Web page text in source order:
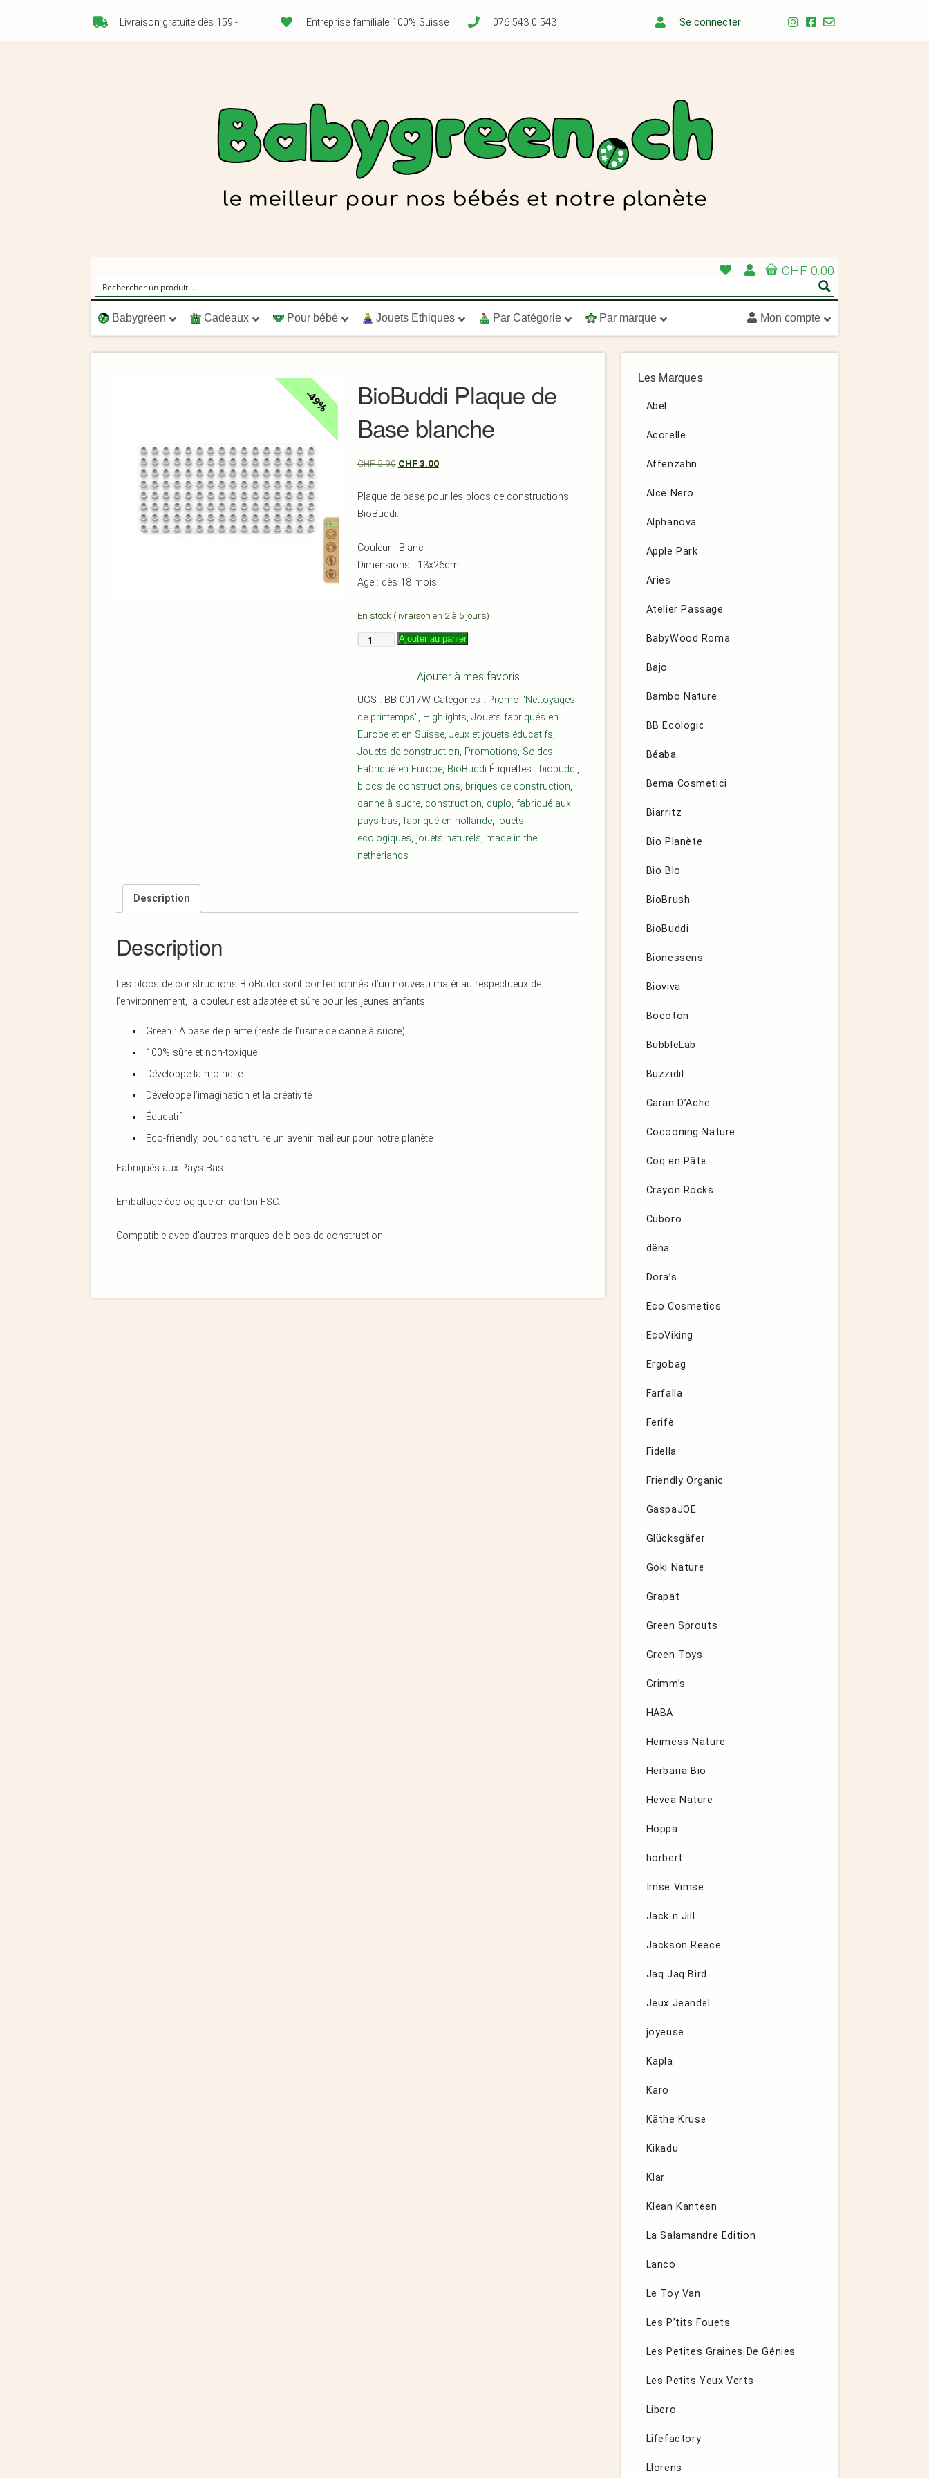
Livraison gratuite dès 159.- Entreprise familiale 100% Suisse 076 543 0 543 Se connecter
CHF 0.00
Babygreen Cadeaux Pour bébé Jouets Ethiques Par Catégorie Par marque Mon compte
49%
BioBuddi Plaque de
Base blanche
CHF5.90 CHF3.00
Plaque de base pour les blocs de constructions
BioBuddi.
Couleur : Blanc
Dimensions : 13x26cm
Age : dès 18 mois
En stock (livraison en 2 à 5 jours)
Ajouter au panier
Ajouter à mes favoris
UGS : BB-0017W Catégories : Promo "Nettoyages
de printemps", Highlights, Jouets fabriqués en
Europe et en Suisse, Jeux et jouets éducatifs,
Jouets de construction, Promotions, Soldes,
Fabriqué en Europe, BioBuddi Étiquettes : biobuddi,
blocs de constructions, briques de construction,
canne à sucre, construction, duplo, fabriqué aux
pays-bas, fabriqué en hollande, jouets
ecologiques, jouets naturels, made in the
netherlands
Description
Description
Les blocs de constructions BioBuddi sont confectionnés d’un nouveau matériau respectueux de
l’environnement, la couleur est adaptée et sûre pour les jeunes enfants.
Green : A base de plante (reste de l’usine de canne à sucre)
100% sûre et non-toxique !
Développe la motricité
Développe l’imagination et la créativité
Éducatif
Eco-friendly, pour construire un avenir meilleur pour notre planète
Fabriqués aux Pays-Bas.
Emballage écologique en carton FSC.
Compatible avec d’autres marques de blocs de construction.
Les Marques
Abel
Acorelle
Affenzahn
Alce Nero
Alphanova
Apple Park
Aries
Atelier Passage
BabyWood Roma
Bajo
Bambo Nature
BB Ecologic
Béaba
Bema Cosmetici
Biarritz
Bio Planète
Bio Blo
BioBrush
BioBuddi
Bionessens
Bioviva
Bocoton
BubbleLab
Buzzidil
Caran D’Ache
Cocooning Nature
Coq en Pâte
Crayon Rocks
Cuboro
dëna
Dora’s
Eco Cosmetics
EcoViking
Ergobag
Farfalla
Ferifè
Fidella
Friendly Organic
GaspaJOE
Glücksgäfer
Goki Nature
Grapat
Green Sprouts
Green Toys
Grimm’s
HABA
Heimess Nature
Herbaria Bio
Hevea Nature
Hoppa
hörbert
Imse Vimse
Jack n Jill
Jackson Reece
Jaq Jaq Bird
Jeux Jeandel
joyeuse
Kapla
Karo
Käthe Kruse
Kikadu
Klar
Klean Kanteen
La Salamandre Edition
Lanco
Le Toy Van
Les P’tits Fouets
Les Petites Graines De Génies
Les Petits Yeux Verts
Libero
Lifefactory
Llorens